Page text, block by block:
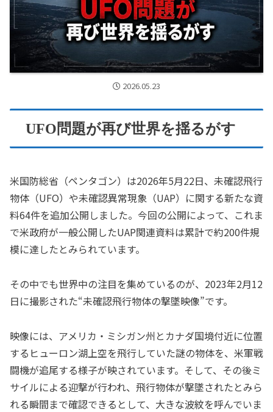
2026.05.23
UFO問題が再び世界を揺るがす
米国防総省（ペンタゴン）は2026年5月22日、未確認飛行
物体（UFO）や未確認異常現象（UAP）に関する新たな資
料64件を追加公開しました。今回の公開によって、これま
で米政府が一般公開したUAP関連資料は累計で約200件規
模に達したとみられています。
その中でも世界中の注目を集めているのが、2023年2月12
日に撮影された“未確認飛行物体の撃墜映像”です。
映像には、アメリカ・ミシガン州とカナダ国境付近に位置
するヒューロン湖上空を飛行していた謎の物体を、米軍戦
闘機が追尾する様子が映されています。そして、その後ミ
サイルによる迎撃が行われ、飛行物体が撃墜されたとみら
れる瞬間まで確認できるとして、大きな波紋を呼んでいま